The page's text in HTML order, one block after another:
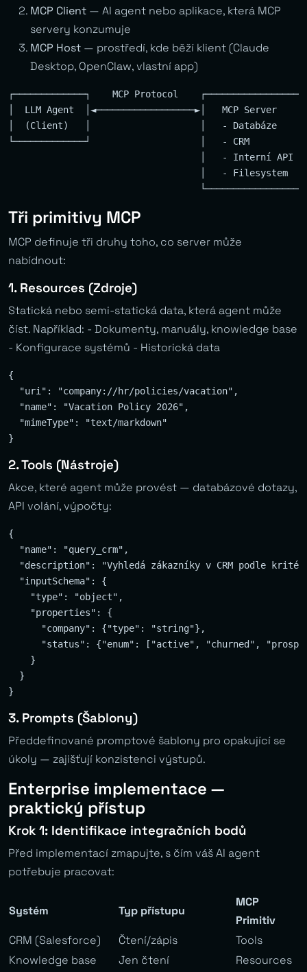
MCP Client — AI agent nebo aplikace, která MCP
servery konzumuje
MCP Host — prostředí, kde běží klient (Claude
Desktop, OpenClaw, vlastní app)
┌─────────────┐    MCP Protocol
│  LLM Agent  │◄──────────────────►│   MCP Server
│  (Client)   │                    │   - Databáze
└─────────────┘                    │   - CRM
│   - Interní API
│   - Filesystem
Tři primitivy MCP
MCP definuje tři druhy toho, co server může
nabídnout:
1. Resources (Zdroje)
Statická nebo semi-statická data, která agent může
číst. Například: - Dokumenty, manuály, knowledge base
- Konfigurace systémů - Historická data
{
  "uri": "company://hr/policies/vacation",
  "name": "Vacation Policy 2026",
  "mimeType": "text/markdown"
2. Tools (Nástroje)
Akce, které agent může provést — databázové dotazy,
API volání, výpočty:
{
  "name": "query_crm",
"description": "Vyhledá zákazníky v CRM podle
  "inputSchema": {
    "type": "object",
    "properties": {
      "company": {"type": "string"},
"status": {"enum": ["active", "churned",
    }
  }
3. Prompts (Šablony)
Předdefinované promptové šablony pro opakující se
úkoly — zajišťují konzistenci výstupů.
Enterprise implementace —
praktický přístup
Krok 1: Identifikace integračních bodů
Před implementací zmapujte, s čím váš AI agent
potřebuje pracovat:
Systém Typ přístupu
MCP
Primitiv
CRM (Salesforce)
Čtení/zápis
Tools
Knowledge base
Jen čtení Resources